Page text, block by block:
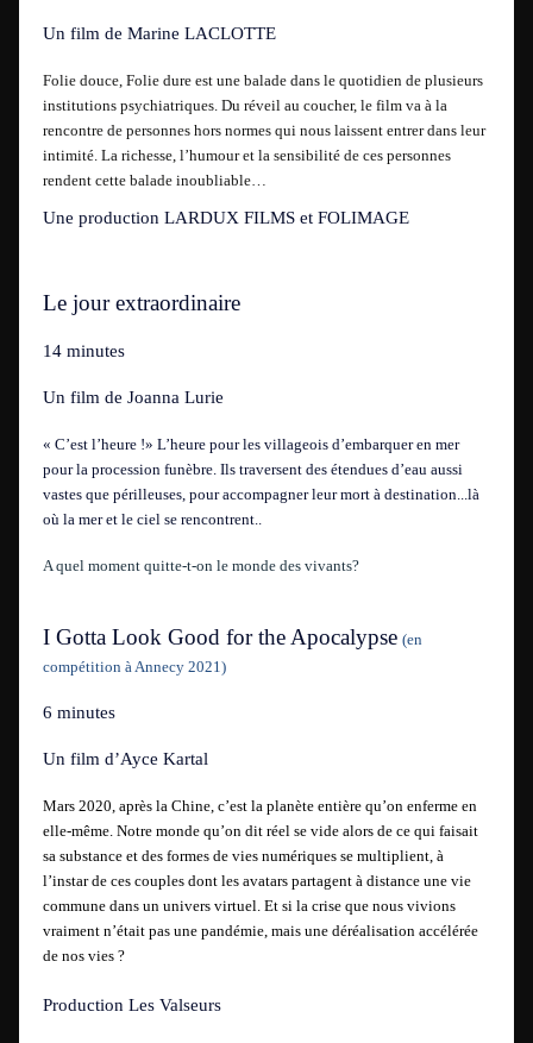
Un film de Marine LACLOTTE
Folie douce, Folie dure est une balade dans le quotidien de plusieurs
institutions psychiatriques. Du réveil au coucher, le film va à la
rencontre de personnes hors normes qui nous laissent entrer dans leur
intimité. La richesse, l’humour et la sensibilité de ces personnes
rendent cette balade inoubliable…
Une production LARDUX FILMS et FOLIMAGE
Le jour extraordinaire
14 minutes
Un film de Joanna Lurie
« C’est l’heure !» L’heure pour les villageois d’embarquer en mer
pour la procession funèbre. Ils traversent des étendues d’eau aussi
vastes que périlleuses, pour accompagner leur mort à destination...là
où la mer et le ciel se rencontrent..
A quel moment quitte-t-on le monde des vivants?
I Gotta Look Good for the Apocalypse (en
compétition à Annecy 2021)
6 minutes
Un film d’Ayce Kartal
Mars 2020, après la Chine, c’est la planète entière qu’on enferme en
elle-même. Notre monde qu’on dit réel se vide alors de ce qui faisait
sa substance et des formes de vies numériques se multiplient, à
l’instar de ces couples dont les avatars partagent à distance une vie
commune dans un univers virtuel. Et si la crise que nous vivions
vraiment n’était pas une pandémie, mais une déréalisation accélérée
de nos vies ?
Production Les Valseurs